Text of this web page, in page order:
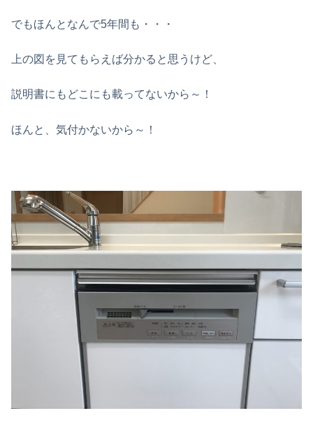
でもほんとなんで5年間も・・・
上の図を見てもらえば分かると思うけど、
説明書にもどこにも載ってないから～！
ほんと、気付かないから～！